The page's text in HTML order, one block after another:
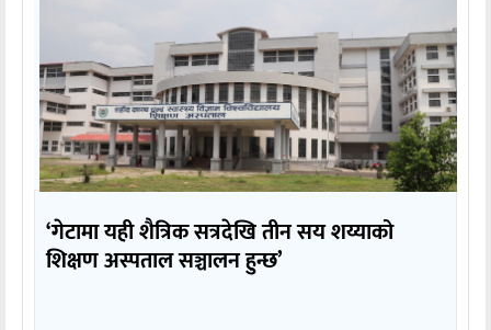
‘गेटामा यही शैत्रिक सत्रदेखि तीन सय शय्याको
शिक्षण अस्पताल सञ्चालन हुन्छ’